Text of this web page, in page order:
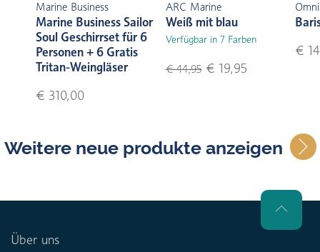
Marine Business
Marine Business Sailor
Soul Geschirrset für 6
Personen + 6 Gratis
Tritan-Weingläser
€ 310,00
ARC Marine
Weiß mit blau
Verfügbar in 7 Farben
€ 44,95€ 19,95
€
Weitere neue produkte anzeigen
Über uns